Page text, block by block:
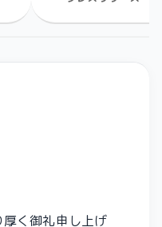
く御礼申し上げ